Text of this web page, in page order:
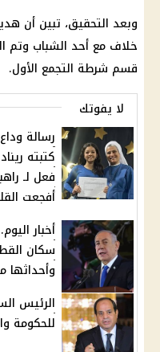
وبعد التحقيق، تبين أن
خلاف مع أحد الشباب وتم
قسم شرطة التجمع الأول.
لا يفوتك
رسالة
كتبته
فعل لـ
أفجعت
أخبار
سكان
وأحداثها منذ
للحكومة